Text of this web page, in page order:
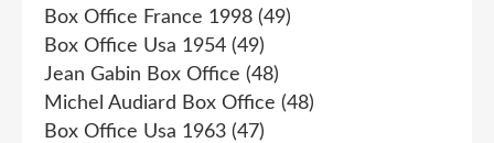
Box Office France 1998 (49)
Box Office Usa 1954 (49)
Jean Gabin Box Office (48)
Michel Audiard Box Office (48)
Box Office Usa 1963 (47)